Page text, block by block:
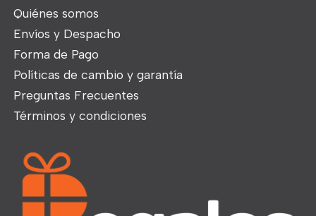
Quiénes somos
Envíos y Despacho
Forma de Pago
Políticas de cambio y garantía
Preguntas Frecuentes
Términos y condiciones